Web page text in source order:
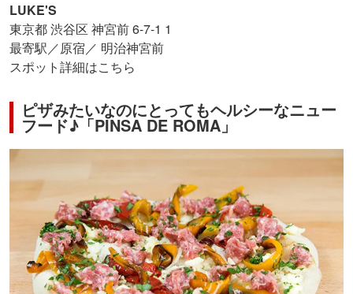
LUKE'S
東京都 渋谷区 神宮前 6-7-1 1
最寄駅／原宿／ 明治神宮前
スポット詳細はこちら
ピザみたいなのにとってもヘルシーなニュー
フード♪「PINSA DE ROMA」